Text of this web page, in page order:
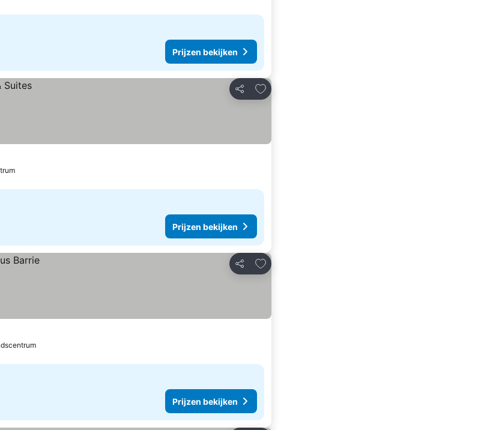
Prijzen bekijken
Delen
Toevoegen aan favorieten
Prijzen bekijken
Delen
Toevoegen aan favorieten
Prijzen bekijken